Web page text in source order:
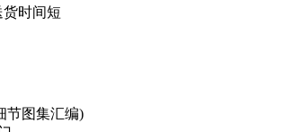
时间短